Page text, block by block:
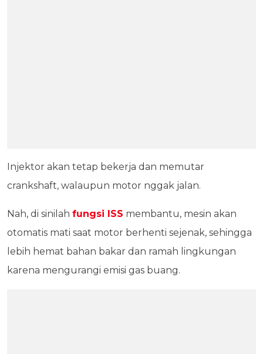
Injektor akan tetap bekerja dan memutar
crankshaft, walaupun motor nggak jalan.
Nah, di sinilah fungsi ISS membantu, mesin akan
otomatis mati saat motor berhenti sejenak, sehingga
lebih hemat bahan bakar dan ramah lingkungan
karena mengurangi emisi gas buang.